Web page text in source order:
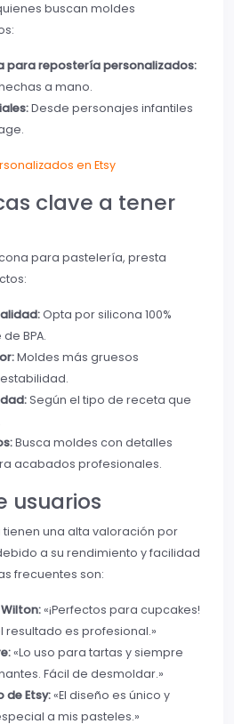
buscan moldes
para repostería personalizados:
a mano.
Desde personajes infantiles
en Etsy
clave a tener
para pastelería, presta
Opta por silicona 100%
BPA.
Moldes más gruesos
Según el tipo de receta que
Busca moldes con detalles
acabados profesionales.
usuarios
tienen una alta valoración por
a su rendimiento y facilidad
frecuentes son:
«¡Perfectos para cupcakes!
resultado es profesional.»
«Lo uso para tartas y siempre
Fácil de desmoldar.»
de Etsy:«El diseño es único y
a mis pasteles.»